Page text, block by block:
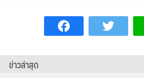
ข่าวล่าสุด